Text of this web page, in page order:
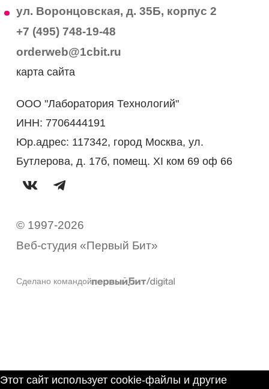
ул. Воронцовская, д. 35Б, корпус 2
+7 (495) 748-19-48
orderweb@1cbit.ru
карта сайта
ООО "Лаборатория Технологий"
ИНН: 7706444191
Юр.адрес: 117342, город Москва, ул.
Бутлерова, д. 17б, помещ. XI ком 69 оф 66
© 1997-2026
Веб-студия «Первый Бит»
Сделано командой
Этот сайт использует cookie-файлы и другие